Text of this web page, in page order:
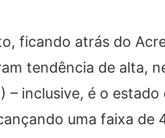
ficando atrás do
tendência de alta,
– inclusive, é o estado
uma faixa de